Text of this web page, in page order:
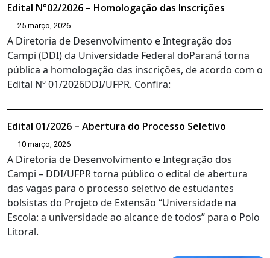
Edital N°02/2026 – Homologação das Inscrições
25 março, 2026
A Diretoria de Desenvolvimento e Integração dos
Campi (DDI) da Universidade Federal doParaná torna
pública a homologação das inscrições, de acordo com o
Edital Nº 01/2026DDI/UFPR. Confira:
Edital 01/2026 – Abertura do Processo Seletivo
10 março, 2026
A Diretoria de Desenvolvimento e Integração dos
Campi – DDI/UFPR torna público o edital de abertura
das vagas para o processo seletivo de estudantes
bolsistas do Projeto de Extensão “Universidade na
Escola: a universidade ao alcance de todos” para o Polo
Litoral.